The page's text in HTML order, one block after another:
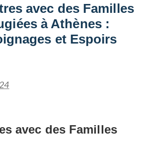
avec des Familles
à Athènes :
et Espoirs
avec des Familles